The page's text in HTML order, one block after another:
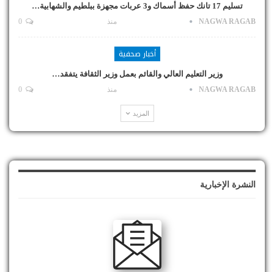
تسليم 17 تانك حفظ أسماك و3 عربات مجهزة ببلطيم والشهابية…
NAGWA RAGAB منذ
أخبار صحفية
وزير التعليم العالي والقائم بعمل وزير الثقافة يتفقد…
NAGWA RAGAB منذ
المزيد
النشرة الإخبارية